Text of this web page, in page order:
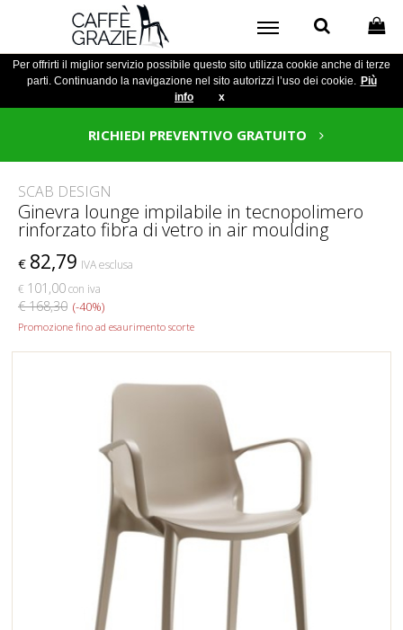
Per offrirti il miglior servizio possibile questo sito utilizza cookie anche di terze
parti. Continuando la navigazione nel sito autorizzi l’uso dei cookie. Più
info
x
RICHIEDI PREVENTIVO GRATUITO
SCAB DESIGN
Ginevra lounge impilabile in tecnopolimero
rinforzato fibra di vetro in air moulding
€ 82,79 IVA esclusa
€ 101,00con iva
€ 168,30 (-40%)
Promozione fino ad esaurimento scorte